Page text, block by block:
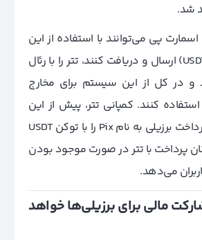
شد.
اسمارت پی می‌توانند با استفاده از این
خودپردازها، تتر‌ (USDT) ارسال و دریافت کنند، تتر را با رئال
و در کل از این سیستم برای مخارج
کنند. کمپانی تتر، پیش از این
هم یک سیستم پرداخت برزیلی به نام Pix را با توکن USDT
پرداخت با تتر در صورت موجود بودن
مالی برای برزیلی‌ها خواهد